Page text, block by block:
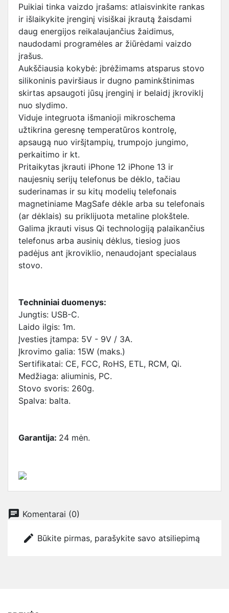
Puikiai tinka vaizdo įrašams: atlaisvinkite rankas
ir išlaikykite įrenginį visiškai įkrautą žaisdami
daug energijos reikalaujančius žaidimus,
naudodami programėles ar žiūrėdami vaizdo
įrašus.
Aukščiausia kokybė: įbrėžimams atsparus stovo
silikoninis paviršiaus ir dugno paminkštinimas
skirtas apsaugoti jūsų įrenginį ir belaidį įkroviklį
nuo slydimo.
Viduje integruota išmanioji mikroschema
užtikrina geresnę temperatūros kontrolę,
apsaugą nuo viršįtampių, trumpojo jungimo,
perkaitimo ir kt.
Pritaikytas įkrauti iPhone 12 iPhone 13 ir
naujesnių serijų telefonus be dėklo, tačiau
suderinamas ir su kitų modelių telefonais
magnetiniame MagSafe dėkle arba su telefonais
(ar dėklais) su priklijuota metaline plokštele.
Galima įkrauti visus Qi technologiją palaikančius
telefonus arba ausinių dėklus, tiesiog juos
padėjus ant įkroviklio, nenaudojant specialaus
stovo.
Techniniai duomenys:
Jungtis: USB-C.
Laido ilgis: 1m.
Įvesties įtampa: 5V - 9V / 3A.
Įkrovimo galia: 15W (maks.)
Sertifikatai: CE, FCC, RoHS, ETL, RCM, Qi.
Medžiaga: aliuminis, PC.
Stovo svoris: 260g.
Spalva: balta.
Garantija: 24 mėn.
chat Komentarai (0)
edit Būkite pirmas, parašykite savo atsiliepimą